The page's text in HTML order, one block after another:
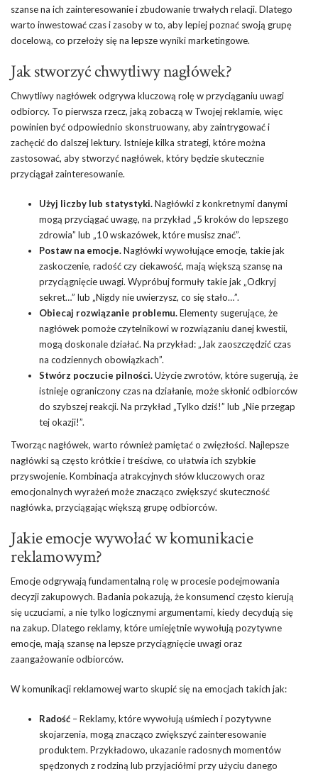
szanse na ich zainteresowanie i zbudowanie trwałych relacji. Dlatego
warto inwestować czas i zasoby w to, aby lepiej poznać swoją grupę
docelową, co przełoży się na lepsze wyniki marketingowe.
Jak stworzyć chwytliwy nagłówek?
Chwytliwy nagłówek odgrywa kluczową rolę w przyciąganiu uwagi
odbiorcy. To pierwsza rzecz, jaką zobaczą w Twojej reklamie, więc
powinien być odpowiednio skonstruowany, aby zaintrygować i
zachęcić do dalszej lektury. Istnieje kilka strategi, które można
zastosować, aby stworzyć nagłówek, który będzie skutecznie
przyciągał zainteresowanie.
Użyj liczby lub statystyki.Nagłówki z konkretnymi danymi
mogą przyciągać uwagę, na przykład „5 kroków do lepszego
zdrowia” lub „10 wskazówek, które musisz znać”.
Postaw na emocje.Nagłówki wywołujące emocje, takie jak
zaskoczenie, radość czy ciekawość, mają większą szansę na
przyciągnięcie uwagi. Wypróbuj formuły takie jak „Odkryj
sekret…” lub „Nigdy nie uwierzysz, co się stało…”.
Obiecaj rozwiązanie problemu.Elementy sugerujące, że
nagłówek pomoże czytelnikowi w rozwiązaniu danej kwestii,
mogą doskonale działać. Na przykład: „Jak zaoszczędzić czas
na codziennych obowiązkach”.
Stwórz poczucie pilności.Użycie zwrotów, które sugerują, że
istnieje ograniczony czas na działanie, może skłonić odbiorców
do szybszej reakcji. Na przykład „Tylko dziś!” lub „Nie przegap
tej okazji!”.
Tworząc nagłówek, warto również pamiętać o zwięzłości. Najlepsze
nagłówki są często krótkie i treściwe, co ułatwia ich szybkie
przyswojenie. Kombinacja atrakcyjnych słów kluczowych oraz
emocjonalnych wyrażeń może znacząco zwiększyć skuteczność
nagłówka, przyciągając większą grupę odbiorców.
Jakie emocje wywołać w komunikacie
reklamowym?
Emocje odgrywają fundamentalną rolę w procesie podejmowania
decyzji zakupowych. Badania pokazują, że konsumenci często kierują
się uczuciami, a nie tylko logicznymi argumentami, kiedy decydują się
na zakup. Dlatego reklamy, które umiejętnie wywołują pozytywne
emocje, mają szansę na lepsze przyciągnięcie uwagi oraz
zaangażowanie odbiorców.
W komunikacji reklamowej warto skupić się na emocjach takich jak:
Radość – Reklamy, które wywołują uśmiech i pozytywne
skojarzenia, mogą znacząco zwiększyć zainteresowanie
produktem. Przykładowo, ukazanie radosnych momentów
spędzonych z rodziną lub przyjaciółmi przy użyciu danego